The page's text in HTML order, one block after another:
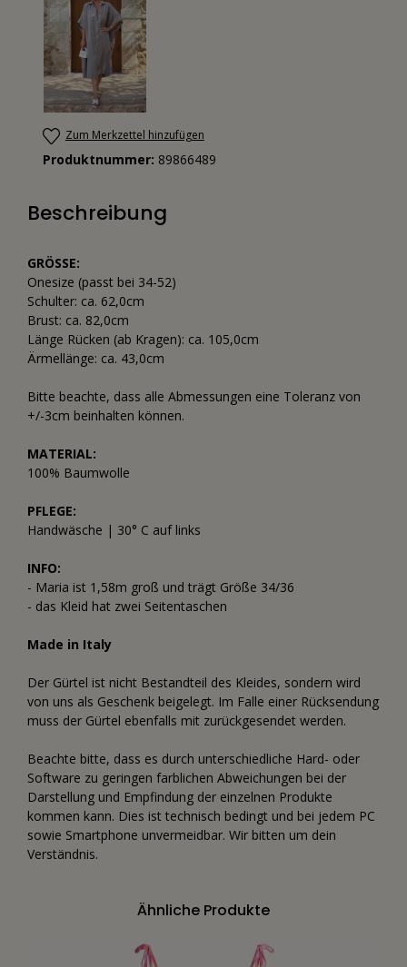
Zum Merkzettel hinzufügen
Produktnummer: 89866489
Beschreibung
GRÖSSE:
Onesize (passt bei 34-52)
Schulter: ca. 62,0cm
Brust: ca. 82,0cm
Länge Rücken (ab Kragen): ca. 105,0cm
Ärmellänge: ca. 43,0cm
Bitte beachte, dass alle Abmessungen eine Toleranz von
+/-3cm beinhalten können.
MATERIAL:
100% Baumwolle
PFLEGE:
Handwäsche | 30° C auf links
INFO:
- Maria ist 1,58m groß und trägt Größe 34/36
- das Kleid hat zwei Seitentaschen
Made in Italy
Der Gürtel ist nicht Bestandteil des Kleides, sondern wird
von uns als Geschenk beigelegt. Im Falle einer Rücksendung
muss der Gürtel ebenfalls mit zurückgesendet werden.
Beachte bitte, dass es durch unterschiedliche Hard- oder
Software zu geringen farblichen Abweichungen bei der
Darstellung und Empfindung der einzelnen Produkte
kommen kann. Dies ist technisch bedingt und bei jedem PC
sowie Smartphone unvermeidbar. Wir bitten um dein
Verständnis.
Ähnliche Produkte